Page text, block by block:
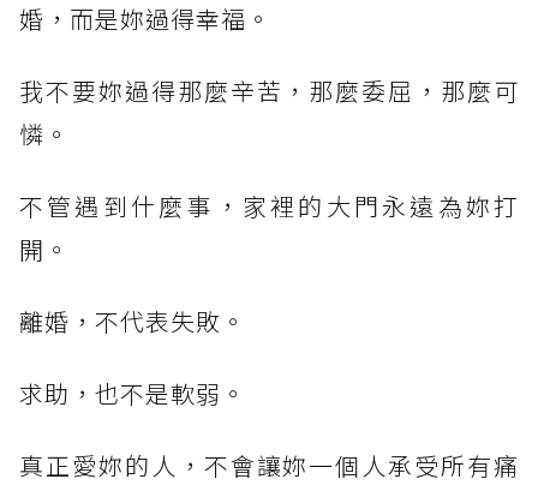
婚，而是妳過得幸福。
我不要妳過得那麼辛苦，那麼委屈，那麼可
憐。
不管遇到什麼事，家裡的大門永遠為妳打
開。
離婚，不代表失敗。
求助，也不是軟弱。
真正愛妳的人，不會讓妳一個人承受所有痛